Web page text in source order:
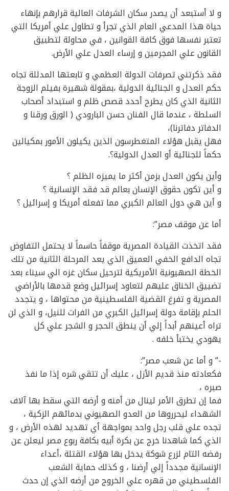
و لا أستبعد أن يصدر سكان الشرفات العالية قرارهم بإنهاء
حياة هذا المدعي العام الذي تجرأ و تطاول علي أمريكا التي
تعتبر نفسها فوق كافة القوانين ، في محاولة لتطبيق
القانون علي المجرمين و إرساء العدل علي الأرض.
فقد ذكرتني تصرفات الدولة العظمي و تابعتها المدللة تجاه
حكم العدل و الجنائية الدولية ،بمقولة شهيرة بفيلم الزوجة
الثانية الذي كان يطرح أحدد قصص ظلم و استبداد أصحاب
السلطة ، عندما قال الفنان حسن البارودي ( الورق ورقنا و
الدفاتر دفاترنا)،
فهل يقبل هؤلاء المتغطرسون الذين يكيلون الأمور بمكيالين
حكماً للجنائية أو العدل الدولية؟.
وأين يكون العدل بزمن أكثر ما يميزه الظلم ؟
و أين تكون حقوق الإنسان بعالم قد فقد الإنسانية ؟
و أين هي دول العالم الكبري مما تفعله أمريكا و إسرائيل ؟
أما عن موقف مصر”:
فقد اتخذت القيادة المصرية موقفاً حاسماً لا يحتمل التفاوض
تجاه الدافع الخفي العميق الذي يعد المرحلة الثانية من تلك
الخطة الصهيونية الأمريكية لترحيل سكان غزه الي سيناء بعد
تضييق الخناق عليهم لتعاود إسرائيل وضع قدمها بالأراضي
المصرية و تفرغ القضية الفلسطينية من محتواها ، و يتجدد
الحلم بإقامة دولة إسرائيل الكبري من الفرات للنيل، و الذي لن
تراه أعينهم أبداً إلي أن ينطق الحجر و الشجر علي كل
يهودي يختبأ خلفه .
-” و أما عن شعب مصر”:
فكعادته منذ قديم الأزل ، عليك أن تتقي شره إذا ما نفذ
صبره ،
فما إن تطرق الأمر لينال من أمنه و أرضه التي سقط بها آلاف
الشهداء ليحرروها من العدو الصهيوني بدمائهم الزكية ،
تجده علي قلب رجل واحد بمواجهة أي تهديد لهذه الأرض ، و
الذي كما شاهدنا خرج عن بكرة أبيه بكافة ربوع مصر ليعلن عن
رفضه التام لزرع شوكة يدخل بها هؤلاء القتلة ،أعداء
الإنسانية مجدداً إلي أرضنا ، و كذلك حماية الشعب
الفلسطيني من قهره علي الخروج من أرضه الذي إن حدث